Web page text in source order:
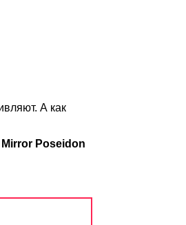
А как
Mirror Poseidon